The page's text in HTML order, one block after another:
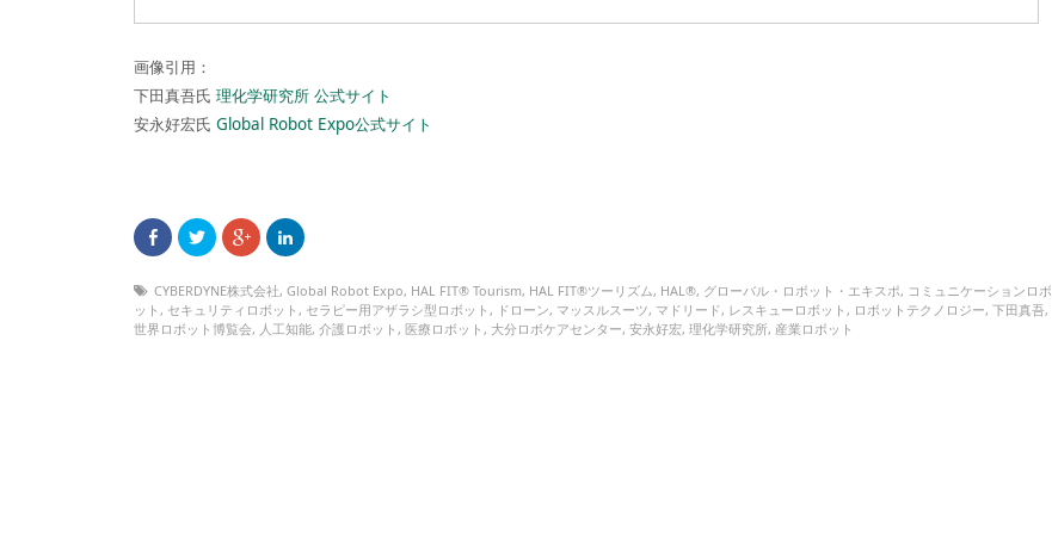
画像引用：
下田真吾氏 理化学研究所 公式サイト
安永好宏氏 Global Robot Expo公式サイト
CYBERDYNE株式会社, Global Robot Expo, HAL FIT® Tourism, HAL FIT®ツーリズム, HAL®, グローバル・ロボット・エキスポ, コミュニケーションロボ
ット , セキュリティロボット , セラピー用アザラシ型ロボット , ドローン, マッスルスーツ, マドリード, レスキューロボット , ロボットテクノロジー, 下田真吾,
世界ロボット博覧会, 人工知能, 介護ロボット , 医療ロボット , 大分ロボケアセンター, 安永好宏, 理化学研究所, 産業ロボット